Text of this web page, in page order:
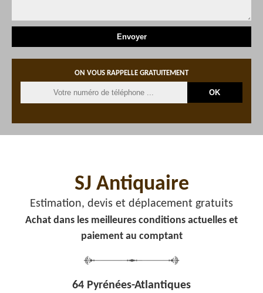
ON VOUS RAPPELLE GRATUITEMENT
SJ Antiquaire
Estimation, devis et déplacement gratuits
Achat dans les meilleures conditions actuelles et
paiement au comptant
64 Pyrénées-Atlantiques